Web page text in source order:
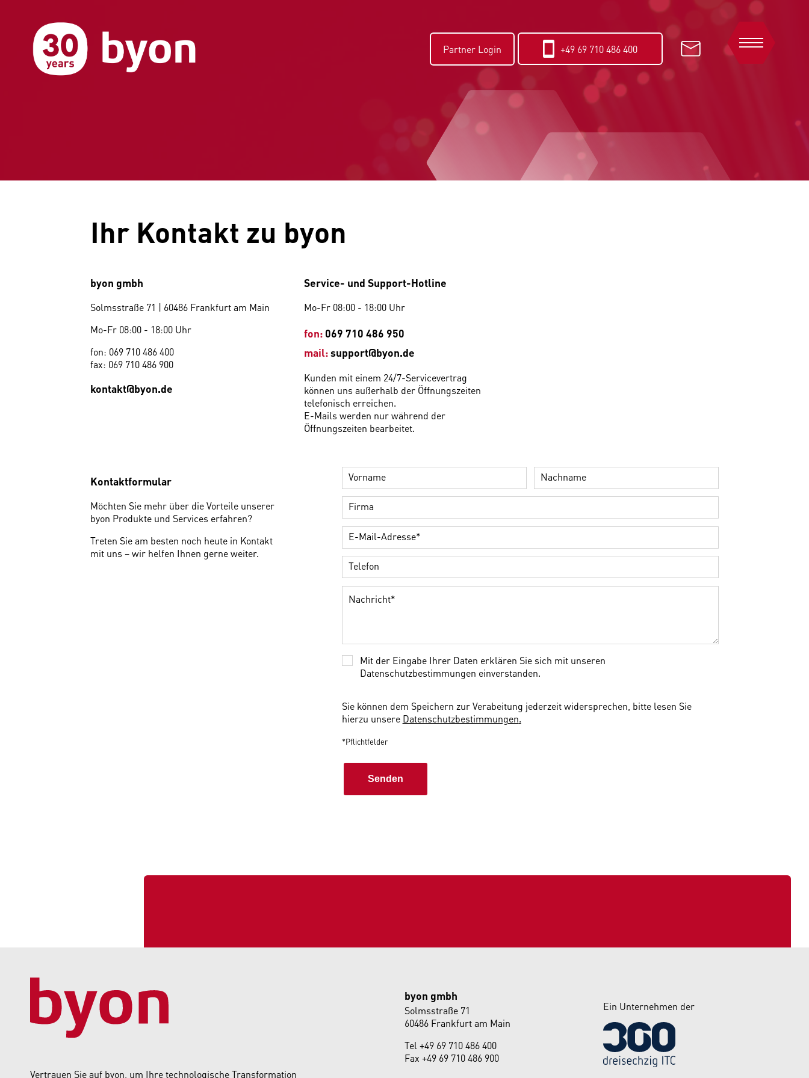
Partner Login +49 69 710 486 400
Ihr Kontakt zu byon
byon gmbh
Solmsstraße 71 | 60486 Frankfurt am Main
Mo-Fr 08:00 - 18:00 Uhr
fon: 069 710 486 400
fax: 069 710 486 900
kontakt@byon.de
Service- und Support-Hotline
Mo-Fr 08:00 - 18:00 Uhr
fon: 069 710 486 950
mail:support@byon.de
Kunden mit einem 24/7-Servicevertrag
können uns außerhalb der Öffnungszeiten
telefonisch erreichen.
E-Mails werden nur während der
Öffnungszeiten bearbeitet.
Kontaktformular
Möchten Sie mehr über die Vorteile unserer
byon Produkte und Services erfahren?
Treten Sie am besten noch heute in Kontakt
mit uns – wir helfen Ihnen gerne weiter.
Mit der Eingabe Ihrer Daten erklären Sie sich mit unseren
Datenschutzbestimmungen einverstanden.
Sie können dem Speichern zur Verabeitung jederzeit widersprechen, bitte lesen Sie
hierzu unsere Datenschutzbestimmungen.
*Pflichtfelder
Vertrauen Sie auf byon, um Ihre technologische Transformation
byon gmbh
Solmsstraße 71
60486 Frankfurt am Main
Tel +49 69 710 486 400
Fax +49 69 710 486 900
Ein Unternehmen der